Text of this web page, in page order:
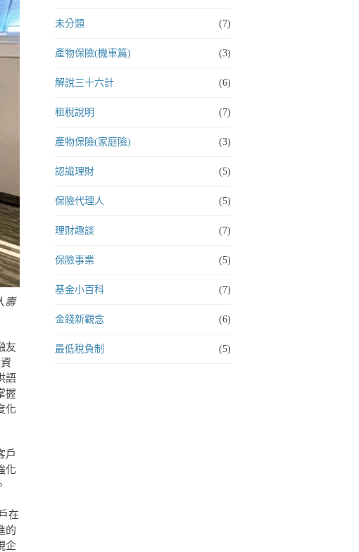
壽
友
語
握
化
戶
化
在
的
企
未分類 (7)
產物保險(機車篇) (3)
解說三十六計 (6)
租稅說明 (7)
產物保險(家庭險) (3)
認識理財 (5)
保險代理人 (5)
理財趣談 (7)
保險事業 (5)
基金小百科 (7)
金錢新觀念 (6)
最低稅負制 (5)